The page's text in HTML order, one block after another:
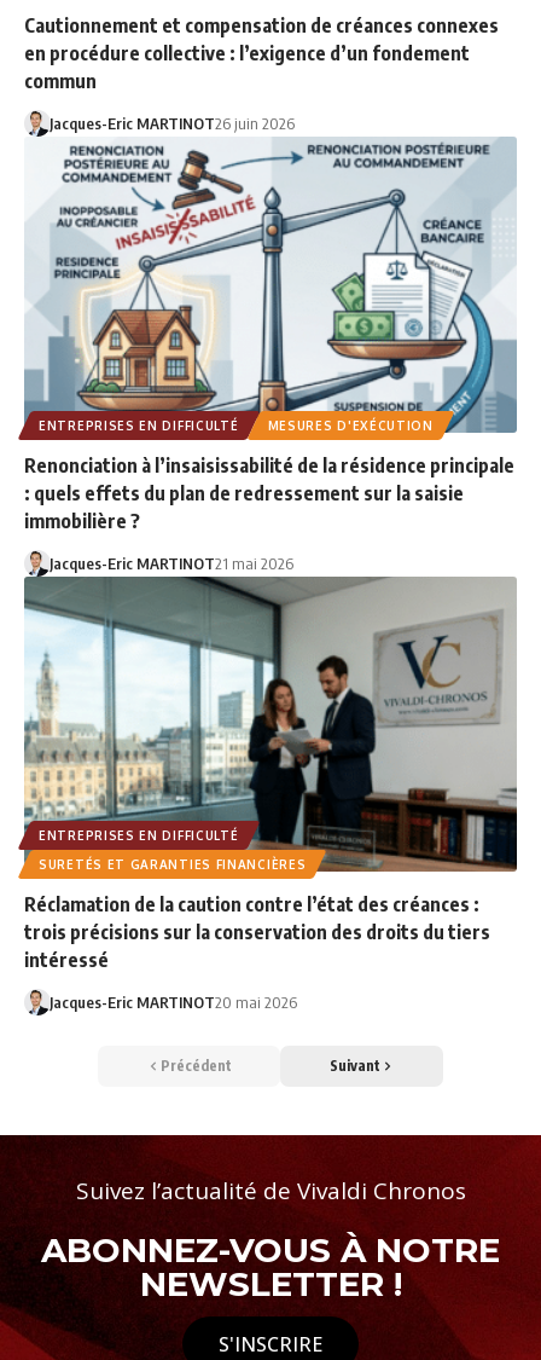
Cautionnement et compensation de créances connexes
en procédure collective : l’exigence d’un fondement
commun
Jacques-Eric MARTINOT26 juin 2026
ENTREPRISES EN DIFFICULTÉ MESURES D'EXÉCUTION
Renonciation à l’insaisissabilité de la résidence principale
: quels effets du plan de redressement sur la saisie
immobilière ?
Jacques-Eric MARTINOT21 mai 2026
ENTREPRISES EN DIFFICULTÉ
SURETÉS ET GARANTIES FINANCIÈRES
Réclamation de la caution contre l’état des créances :
trois précisions sur la conservation des droits du tiers
intéressé
Jacques-Eric MARTINOT20 mai 2026
Précédent Suivant
Suivez l’actualité de Vivaldi Chronos
ABONNEZ-VOUS À NOTRE
NEWSLETTER !
S'INSCRIRE